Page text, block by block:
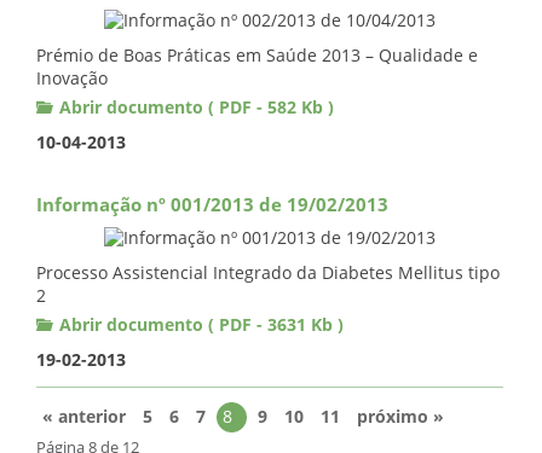
Prémio de Boas Práticas em Saúde 2013 – Qualidade e
Inovação
Abrir documento ( PDF - 582 Kb )
10-04-2013
Informação nº 001/2013 de 19/02/2013
Processo Assistencial Integrado da Diabetes Mellitus tipo
2
Abrir documento ( PDF - 3631 Kb )
19-02-2013
« anterior 5 6 7 8 9 10 11 próximo »
Página 8 de 12